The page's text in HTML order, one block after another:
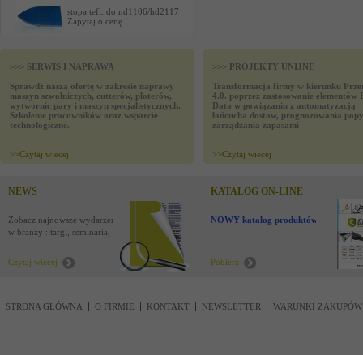
stopa tefl. do nd1106/hd2117
Zapytaj o cenę
>>> SERWIS I NAPRAWA
Sprawdź naszą ofertę w zakresie naprawy
maszyn szwalniczych, cutterów, ploterów,
wytwornic pary i maszyn specjalistycznych.
Szkolenie pracowników oraz wsparcie
technologiczne.
>>Czytaj wiecej
>>> PROJEKTY UNIJNE
Transformacja firmy w kierunku
4.0. poprzez zastosowanie elementów
Data w powiązaniu z automatyzacją
łańcucha dostaw, prognozowania
zarządzania zapasami
>>Czytaj wiecej
NEWS
Zobacz najnowsze wydarzenia
w branży : targi, seminaria,
Czytaj więcej
KATALOG ON-LINE
NOWY katalog produktów !
Pobierz
STRONA GŁÓWNA O FIRMIE KONTAKT NEWSLETTER WARUNKI ZAKUPÓW